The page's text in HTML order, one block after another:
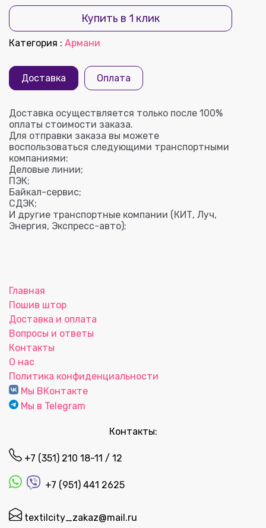
Купить в 1 клик
Категория : Армани
Доставка Оплата
Доставка осуществляется только после 100%
оплаты стоимости заказа.
Для отправки заказа вы можете
воспользоваться следующими транспортными
компаниями:
Деловые линии;
ПЭК;
Байкал-сервис;
СДЭК;
И другие транспортные компании (КИТ, Луч,
Энергия, Экспресс-авто);
Главная
Пошив штор
Доставка и оплата
Вопросы и ответы
Контакты
О нас
Политика конфиденциальности
Мы ВКонтакте
Мы в Telegram
Контакты:
+7 (351) 210 18-11 / 12
+7 (951) 441 2625
textilcity_zakaz@mail.ru